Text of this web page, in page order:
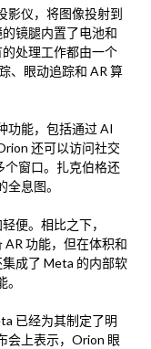
影仪，将图像投射到
镜腿内置了电池和
处理工作都由一个
、眼动追踪和 AR 算
功能，包括通过 AI
还可以访问社交
窗口。扎克伯格还
息图。
便。相比之下，
AR 功能，但在体积和
成了 Meta 的内部软
已经为其制定了明
会上表示，Orion 眼